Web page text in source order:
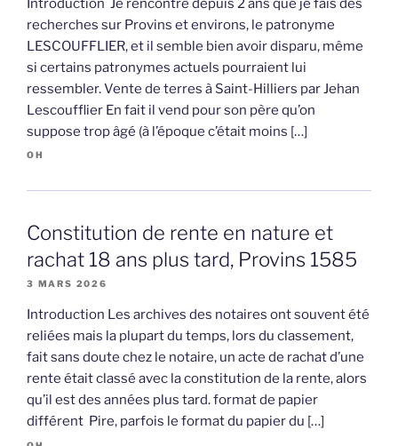
Introduction Je rencontre depuis 2 ans que je fais des
recherches sur Provins et environs, le patronyme
LESCOUFFLIER, et il semble bien avoir disparu, même
si certains patronymes actuels pourraient lui
ressembler. Vente de terres à Saint-Hilliers par Jehan
Lescoufflier En fait il vend pour son père qu’on
suppose trop âgé (à l’époque c’était moins […]
OH
Constitution de rente en nature et
rachat 18 ans plus tard, Provins 1585
3 MARS 2026
Introduction Les archives des notaires ont souvent été
reliées mais la plupart du temps, lors du classement,
fait sans doute chez le notaire, un acte de rachat d’une
rente était classé avec la constitution de la rente, alors
qu’il est des années plus tard. format de papier
différent Pire, parfois le format du papier du […]